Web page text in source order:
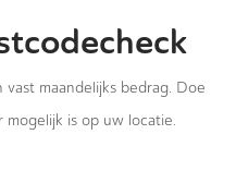
maandelijks bedrag. Doe
is op uw locatie.